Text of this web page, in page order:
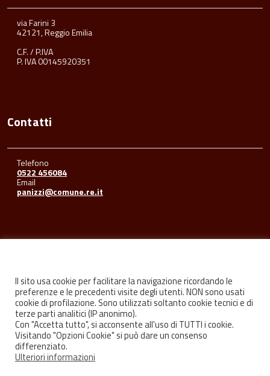
via Farini 3
42121, Reggio Emilia
C.F. / P.IVA
P. IVA 00145920351
Contatti
Telefono
0522 456084
Email
panizzi@comune.re.it
FacebookYoutubeInstagram
Il sito usa cookie per facilitare la navigazione ricordando le
preferenze e le precedenti visite degli utenti. NON sono usati
cookie di profilazione. Sono utilizzati soltanto cookie tecnici e di
terze parti analitici (IP anonimo).
Con "Accetta tutto", si acconsente all'uso di TUTTI i cookie.
Visitando "Opzioni Cookie" si può dare un consenso
differenziato.
Ulteriori informazioni